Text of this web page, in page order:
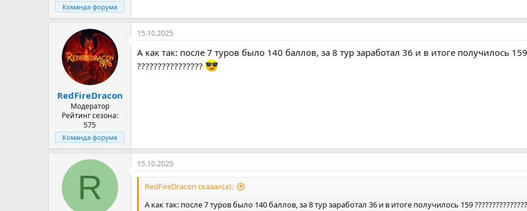
Команда форума
RedFireDracon
Модератор
Рейтинг сезона:
575
Команда форума
15.10.2025
А как так: после 7 туров было 140 баллов, за 8 тур заработал 36 и в итоге получилось 159
????????????????
R
15.10.2025
RedFireDracon сказал(а):
А как так: после 7 туров было 140 баллов, за 8 тур заработал 36 и в итоге получилось 159